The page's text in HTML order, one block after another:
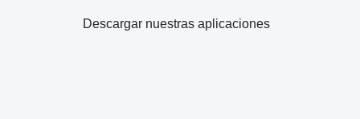
Descargar nuestras aplicaciones